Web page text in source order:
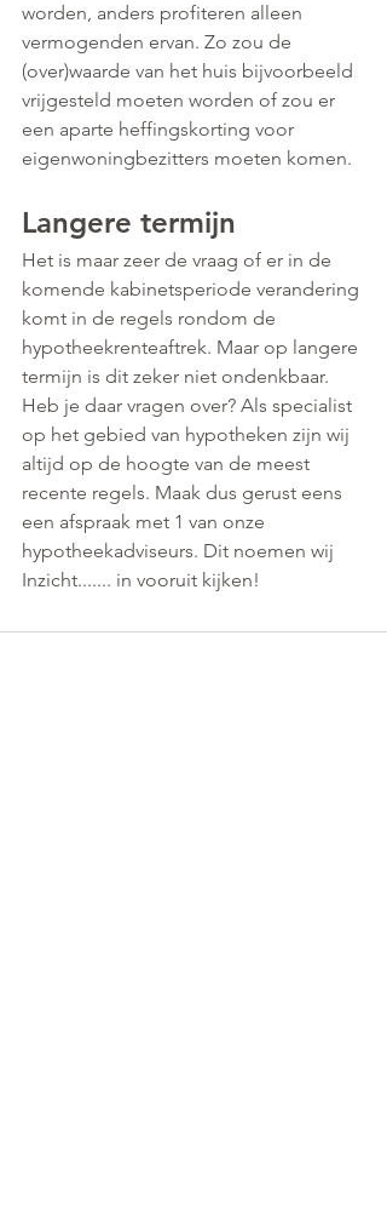
worden, anders profiteren alleen
vermogenden ervan. Zo zou de
(over)waarde van het huis bijvoorbeeld
vrijgesteld moeten worden of zou er
een aparte heffingskorting voor
eigenwoningbezitters moeten komen.
Langere termijn
Het is maar zeer de vraag of er in de
komende kabinetsperiode verandering
komt in de regels rondom de
hypotheekrenteaftrek. Maar op langere
termijn is dit zeker niet ondenkbaar.
Heb je daar vragen over? Als specialist
op het gebied van hypotheken zijn wij
altijd op de hoogte van de meest
recente regels. Maak dus gerust eens
een afspraak met 1 van onze
hypotheekadviseurs. Dit noemen wij
Inzicht....... in vooruit kijken!